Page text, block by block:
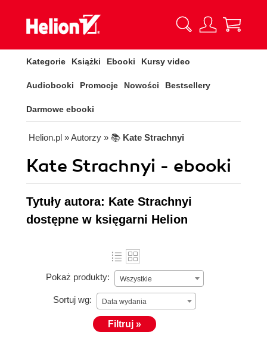
Kategorie Książki Ebooki Kursy video
Audiobooki Promocje Nowości Bestsellery
Darmowe ebooki
Helion.pl » Autorzy » 📚 Kate Strachnyi
Kate Strachnyi - ebooki
Tytuły autora: Kate Strachnyi
dostępne w księgarni Helion
Pokaż produkty: Wszystkie
Sortuj wg: Data wydania
Filtruj »